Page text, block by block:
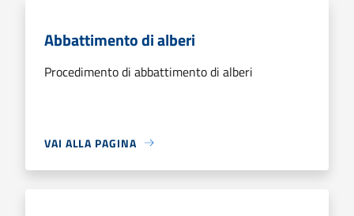
Abbattimento di alberi
Procedimento di abbattimento di alberi
VAI ALLA PAGINA